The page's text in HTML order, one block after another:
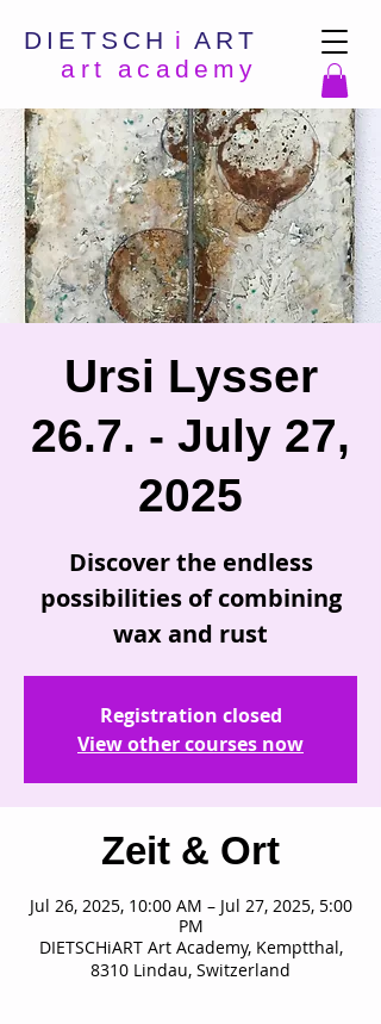
DIETSCH i ART
art academy
Ursi Lysser
26.7. - July 27,
2025
Discover the endless
possibilities of combining
Registration closed
View other courses now
Zeit & Ort
Jul 26, 2025, 10:00 AM – Jul 27, 2025, 5:00
PM
DIETSCHiART Art Academy, Kemptthal,
8310 Lindau, Switzerland